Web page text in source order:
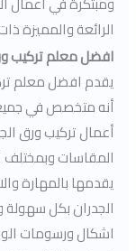
الرائعة والمميزة
افضل معلم تركيب
يقدم افضل معلم
أنه متخصص في جميع
أعمال تركيب ورق
المقاسات وبمختلف
يقدمها بالمهارة
الجدران بكل سهولة
اشكال ورسومات